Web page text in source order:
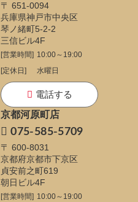
〒 651-0094
兵庫県神戸市中央区
琴ノ緒町5-2-2
三信ビル4F
[営業時間] 10:00～19:00
[定休日]
水曜日
電話する
京都河原町店
075-585-5709
〒 600-8031
京都府京都市下京区
貞安前之町619
朝日ビル4F
[営業時間] 10:00～19:00